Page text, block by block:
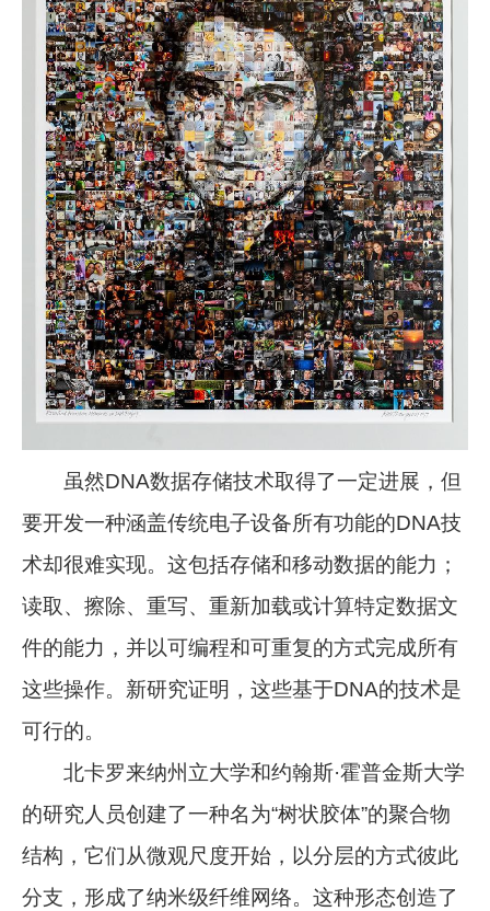
虽然DNA数据存储技术取得了一定进展，但
要开发一种涵盖传统电子设备所有功能的DNA技
术却很难实现。这包括存储和移动数据的能力；
读取、擦除、重写、重新加载或计算特定数据文
件的能力，并以可编程和可重复的方式完成所有
这些操作。新研究证明，这些基于DNA的技术是
可行的。
北卡罗来纳州立大学和约翰斯·霍普金斯大学
的研究人员创建了一种名为“树状胶体”的聚合物
结构，它们从微观尺度开始，以分层的方式彼此
分支，形成了纳米级纤维网络。这种形态创造了